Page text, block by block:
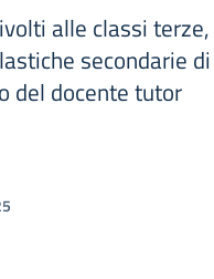
alle classi
secondarie
del docente tutor